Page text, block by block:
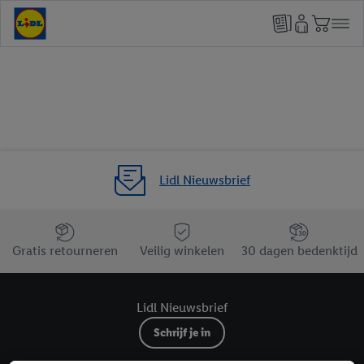
Lidl Nieuwsbrief
Jouw voordelen bij ons als Lidl webshop klant
Gratis retourneren
Veilig winkelen 30 dagen bedenktijd
Lidl Nieuwsbrief
Schrijf je in